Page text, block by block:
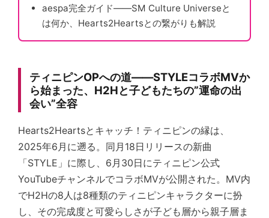
aespa完全ガイド——SM Culture Universeと
は何か、Hearts2Heartsとの繋がりも解説
ティニピンOPへの道——STYLEコラボMVか
ら始まった、H2Hと子どもたちの”運命の出
会い”全容
Hearts2Heartsとキャッチ！ティニピンの縁は、
2025年6月に遡る。同月18日リリースの新曲
「STYLE」に際し、6月30日にティニピン公式
YouTubeチャンネルでコラボMVが公開された。MV内
でH2Hの8人は8種類のティニピンキャラクターに扮
し、その完成度と可愛らしさが子ども層から親子層ま